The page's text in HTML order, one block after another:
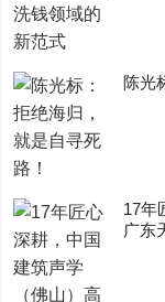
陈光
17年
广东